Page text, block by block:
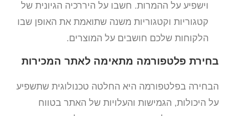
וישפיע על ההמרות. חשבו על היררכיה הגיונית של
קטגוריות וקטגוריות משנה שתואמת את האופן שבו
הלקוחות שלכם חושבים על המוצרים.
בחירת פלטפורמה מתאימה לאתר המכירות
הבחירה בפלטפורמה היא החלטה טכנולוגית שתשפיע
על היכולות, הגמישות והעלויות של האתר בטווח